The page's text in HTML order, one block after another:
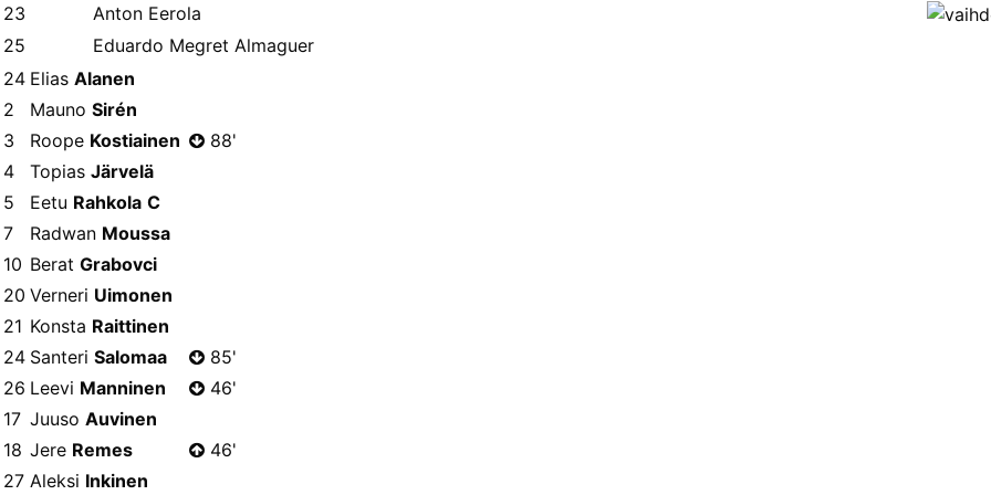
24 Elias Alanen
2
Mauno Sirén
3
Roope Kostiainen
88'
4
Topias Järvelä
5
Eetu Rahkola C
7
Radwan Moussa
10 Berat Grabovci
20 Verneri Uimonen
21 Konsta Raittinen
24 Santeri Salomaa
85'
26 Leevi Manninen
46'
17 Juuso Auvinen
18 Jere Remes
46'
27 Aleksi Inkinen
23
Anton Eerola
25
Eduardo Megret Almaguer